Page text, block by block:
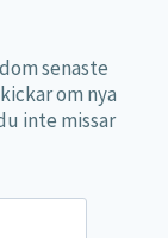
senaste
om nya
inte missar